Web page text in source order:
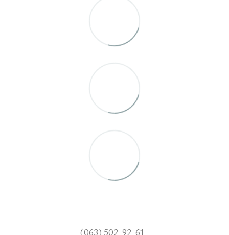
(063) 502-92-61